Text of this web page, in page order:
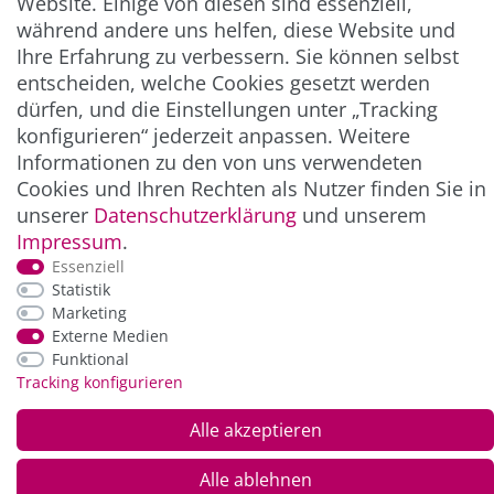
** Hierbei handelt es sich um ein Pflichtfeld.
ZAHLUNG & VERSAND
*Alle Preise inkl. der gesetzl. MwSt. zzgl.
und Versandkosten
während andere uns helfen, diese Website und
Ihre Erfahrung zu verbessern. Sie können selbst
entscheiden, welche Cookies gesetzt werden
dürfen, und die Einstellungen unter „Tracking
konfigurieren“ jederzeit anpassen. Weitere
Informationen zu den von uns verwendeten
Cookies und Ihren Rechten als Nutzer finden Sie in
unserer Daten­schutz­erklärung und unserem
Impressum.
Essenziell
Statistik
Marketing
Externe Medien
Funktional
Tracking konfigurieren
Alle akzeptieren
Alle ablehnen
© Copyright 2026 Alle Rechte vorbehalten. |webshop by